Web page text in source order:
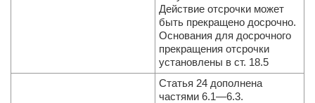
Действие отсрочки может
быть прекращено досрочно.
Основания для досрочного
прекращения отсрочки
установлены в ст. 18.5
Статья 24 дополнена
частями 6.1—6.3.